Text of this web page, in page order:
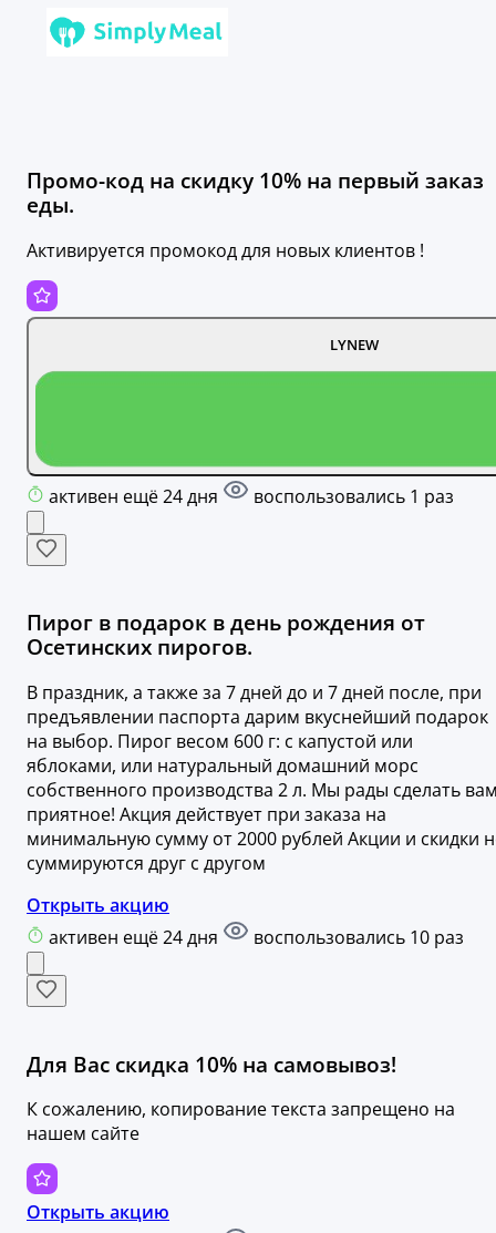
Промо-код на скидку 10% на первый заказ
еды.
Активируется промокод для новых клиентов !
LYNEW
активен ещё 24 дня воспользовались 1 раз
Пирог в подарок в день рождения от
Осетинских пирогов.
В праздник, а также за 7 дней до и 7 дней после, при
предъявлении паспорта дарим вкуснейший подарок
на выбор. Пирог весом 600 г: с капустой или
яблоками, или натуральный домашний морс
собственного производства 2 л. Мы рады сделать
приятное! Акция действует при заказа на
минимальную сумму от 2000 рублей Акции и скидки
суммируются друг с другом
Открыть акцию
активен ещё 24 дня
воспользовались 10 раз
Для Вас скидка 10% на самовывоз!
К сожалению, копирование текста запрещено на
нашем сайте
Открыть акцию